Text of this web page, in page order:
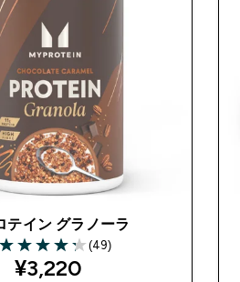
テイン グラノーラ
4.22 out of 5 stars
(49)
discounted price
¥3,220‎